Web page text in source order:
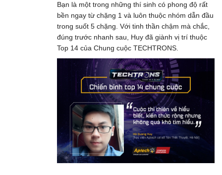
Bạn là một trong những thí sinh có phong độ rất
bền ngay từ chặng 1 và luôn thuộc nhóm dẫn đầu
trong suốt 5 chặng. Với tinh thần chậm mà chắc,
đúng trước nhanh sau, Huy đã giành vị trí thuộc
Top 14 của Chung cuộc TECHTRONS.